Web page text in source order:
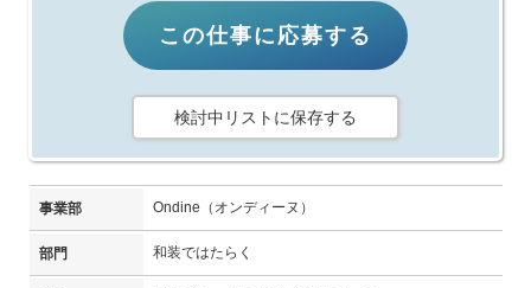
この仕事に応募する
検討中リストに保存する
事業部 Ondine（オンディーヌ）
部門 和装ではたらく